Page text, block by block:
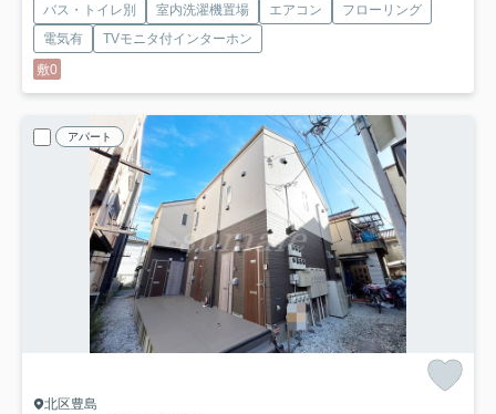
バス・トイレ別 室内洗濯機置場 エアコン
フローリング
電気有
TVモニタ付インターホン
敷0
アパート
北区豊島